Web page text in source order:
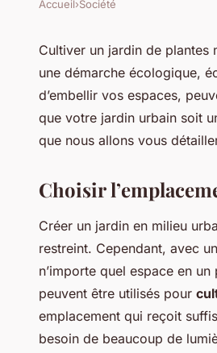
les
jardin de
en milieu
Accueil›Société
Cultiver un jardin de plantes
une démarche écologique,
d’embellir vos espaces,
que votre jardin urbain soit
que nous allons vous
Choisir
Créer un jardin en milieu
restreint. Cependant, avec
n’importe quel espace en
peuvent être utilisés pour
emplacement qui reçoit
besoin de beaucoup de